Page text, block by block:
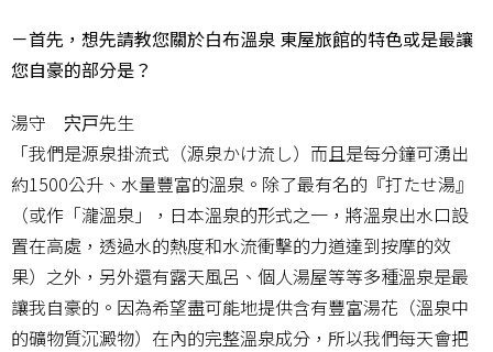
－首先，想先請教您關於白布溫泉 東屋旅館的特色或是最讓
您自豪的部分是？
湯守 宍戸先生
「我們是源泉掛流式（源泉かけ流し）而且是每分鐘可湧出
約1500公升、水量豐富的溫泉。除了最有名的『打たせ湯』
（或作「瀧溫泉」，日本溫泉的形式之一，將溫泉出水口設
置在高處，透過水的熱度和水流衝擊的力道達到按摩的效
果）之外，另外還有露天風呂、個人湯屋等等多種溫泉是最
讓我自豪的。因為希望盡可能地提供含有豐富湯花（溫泉中
的礦物質沉澱物）在內的完整溫泉成分，所以我們每天會把